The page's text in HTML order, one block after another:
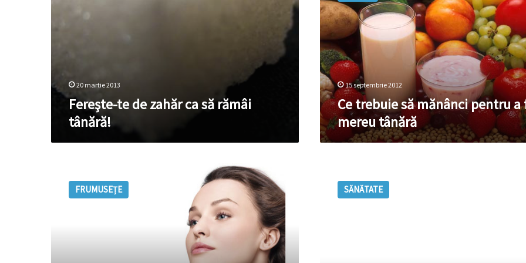
20 martie 2013
Fereşte-te de zahăr ca să rămâi
tânără!
mănânci
pentru
a
fi
mereu
tânără
15 septembrie 2012
Ce trebuie să mănânci pentru a
mereu tânără
tenul
FRUMUSEȚE
elixirul
tinereţii!SĂNĂTATE